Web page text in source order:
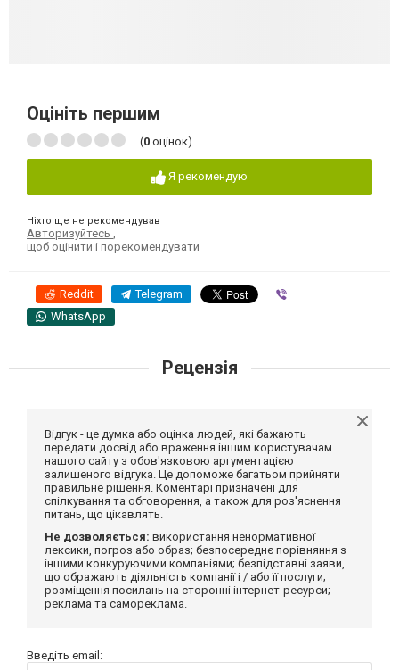
Оцініть першим
(0 оцінок)
Я рекомендую
Ніхто ще не рекомендував
Авторизуйтесь
щоб оцінити і порекомендувати
Reddit Telegram
WhatsApp
Рецензія
Відгук - це думка або оцінка людей, які бажають
передати досвід або враження іншим користувачам
нашого сайту з обов'язковою аргументацією
залишеного відгука. Це допоможе багатьом прийняти
правильне рішення. Коментарі призначені для
спілкування та обговорення, а також для роз'яснення
питань, що цікавлять.
Не дозволяється: використання ненормативної
лексики, погроз або образ; безпосереднє порівняння з
іншими конкуруючими компаніями; безпідставні заяви,
що ображають діяльність компанії і / або її послуги;
розміщення посилань на сторонні інтернет-ресурси;
реклама та самореклама.
Введіть email: